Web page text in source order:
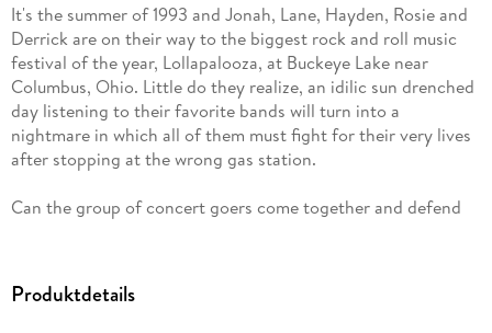
It's the summer of 1993 and Jonah, Lane, Hayden, Rosie and
Derrick are on their way to the biggest rock and roll music
festival of the year, Lollapalooza, at Buckeye Lake near
Columbus, Ohio. Little do they realize, an idilic sun drenched
day listening to their favorite bands will turn into a
nightmare in which all of them must fight for their very lives
after stopping at the wrong gas station.
Can the group of concert goers come together and defend
to something darker than the night and nearly invincible
Produktdetails